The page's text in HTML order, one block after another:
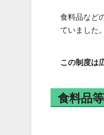
食料品など
ていました。
この制度は
食料品